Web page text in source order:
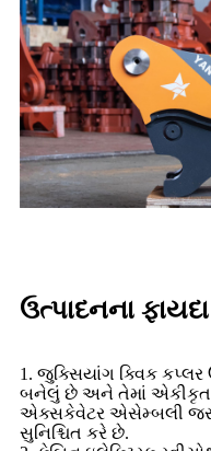
ઉત્પાદનના ફાયદા
1. જુક્સિયાંગ ક્વિક
બનેલું છે અને તેમાં એકીકૃત
એક્સકેવેટર એસેમ્બલી
સુનિશ્ચિત કરે છે.